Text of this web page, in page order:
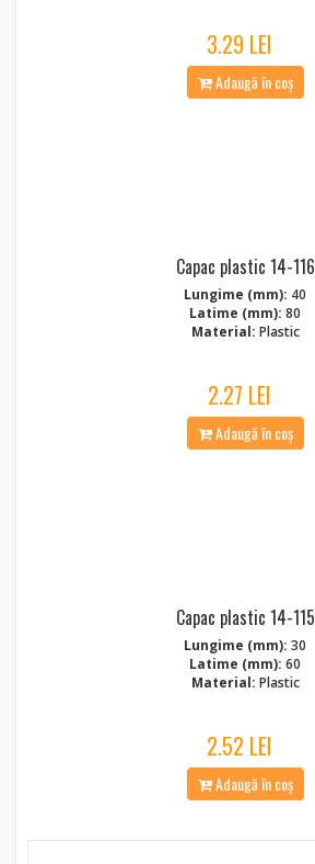
3.29 LEI
Adaugă în coș
Capac plastic 14-116
Lungime (mm): 40
Latime (mm): 80
Material: Plastic
2.27 LEI
Adaugă în coș
Capac plastic 14-115
Lungime (mm): 30
Latime (mm): 60
Material: Plastic
2.52 LEI
Adaugă în coș